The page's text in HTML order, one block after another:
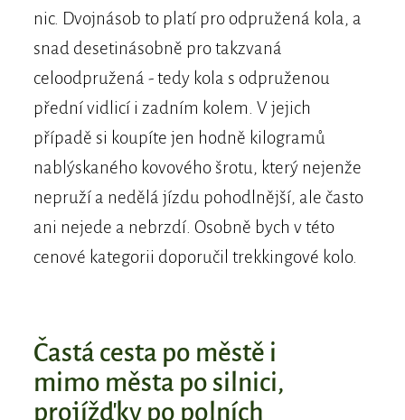
nic. Dvojnásob to platí pro odpružená kola, a
snad desetinásobně pro takzvaná
celoodpružená - tedy kola s odpruženou
přední vidlicí i zadním kolem. V jejich
případě si koupíte jen hodně kilogramů
nablýskaného kovového šrotu, který nejenže
nepruží a nedělá jízdu pohodlnější, ale často
ani nejede a nebrzdí. Osobně bych v této
cenové kategorii doporučil trekkingové kolo.
Častá cesta po městě i
mimo města po silnici,
projížďky po polních